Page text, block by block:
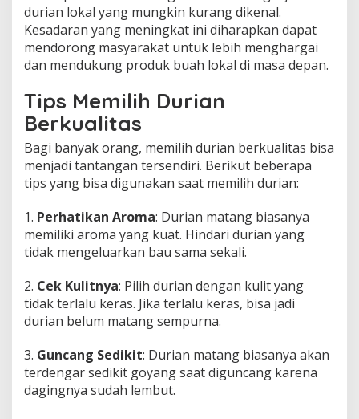
durian lokal yang mungkin kurang dikenal.
Kesadaran yang meningkat ini diharapkan dapat
mendorong masyarakat untuk lebih menghargai
dan mendukung produk buah lokal di masa depan.
Tips Memilih Durian
Berkualitas
Bagi banyak orang, memilih durian berkualitas bisa
menjadi tantangan tersendiri. Berikut beberapa
tips yang bisa digunakan saat memilih durian:
1. Perhatikan Aroma: Durian matang biasanya
memiliki aroma yang kuat. Hindari durian yang
tidak mengeluarkan bau sama sekali.
2. Cek Kulitnya: Pilih durian dengan kulit yang
tidak terlalu keras. Jika terlalu keras, bisa jadi
durian belum matang sempurna.
3. Guncang Sedikit: Durian matang biasanya akan
terdengar sedikit goyang saat diguncang karena
dagingnya sudah lembut.